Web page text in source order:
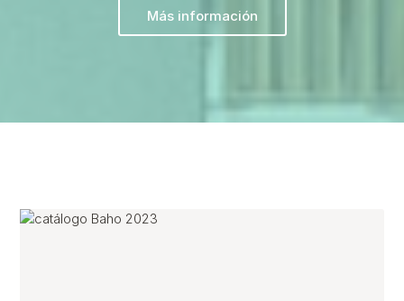
Más información